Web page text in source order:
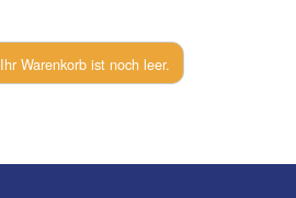
Ihr Warenkorb ist noch leer.